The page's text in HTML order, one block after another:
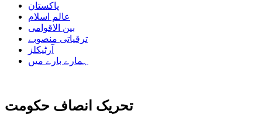
پاکستان
عالم اسلام
بین الاقوامی
ترقیاتی منصوبے
آرٹیکلز
ہمارے بارے میں
تحریک انصاف حکومت